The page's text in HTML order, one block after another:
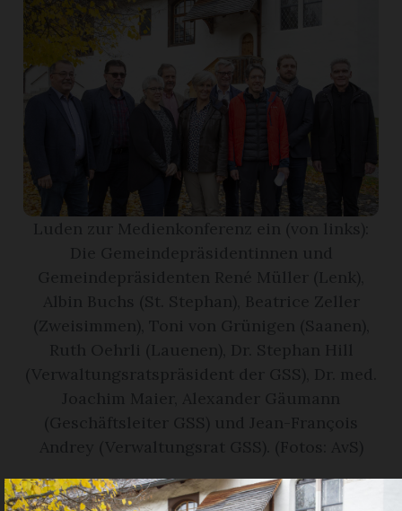
«Gravierende Fehler», «unzulässige